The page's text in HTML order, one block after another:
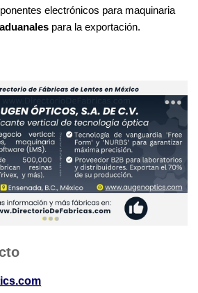
electrónicos para maquinaria
para la exportación.